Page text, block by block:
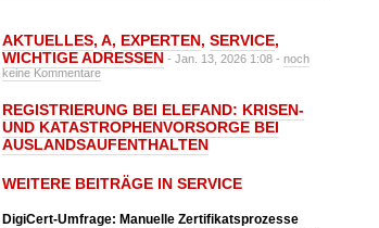
AKTUELLES, A, EXPERTEN, SERVICE,
WICHTIGE ADRESSEN - Jan. 13, 2026 1:08 - noch
keine Kommentare
REGISTRIERUNG BEI ELEFAND: KRISEN-
UND KATASTROPHENVORSORGE BEI
AUSLANDSAUFENTHALTEN
WEITERE BEITRÄGE IN SERVICE
DigiCert-Umfrage: Manuelle Zertifikatsprozesse